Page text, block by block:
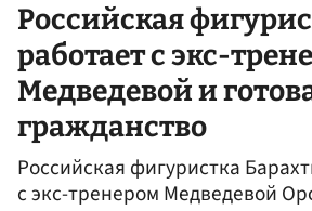
Российская
работает с экс-
Медведевой и
гражданство
Российская фигуристка
с экс-тренером Медведевой